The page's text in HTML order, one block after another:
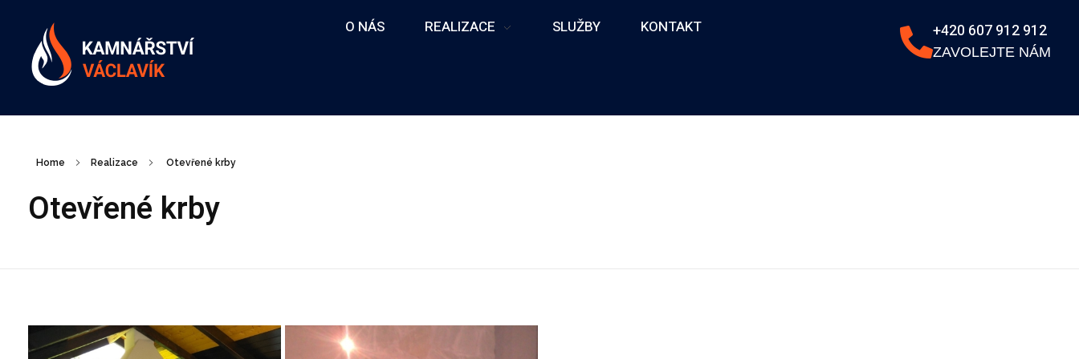
O NÁS REALIZACE SLUŽBY KONTAKT +420 607 912 912
ZAVOLEJTE NÁM
Home Realizace Otevřené krby
Otevřené krby